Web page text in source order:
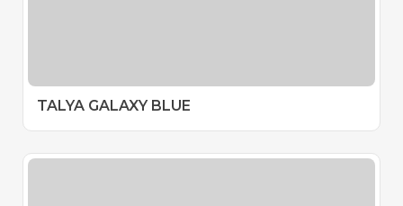
TALYA GALAXY BLUE